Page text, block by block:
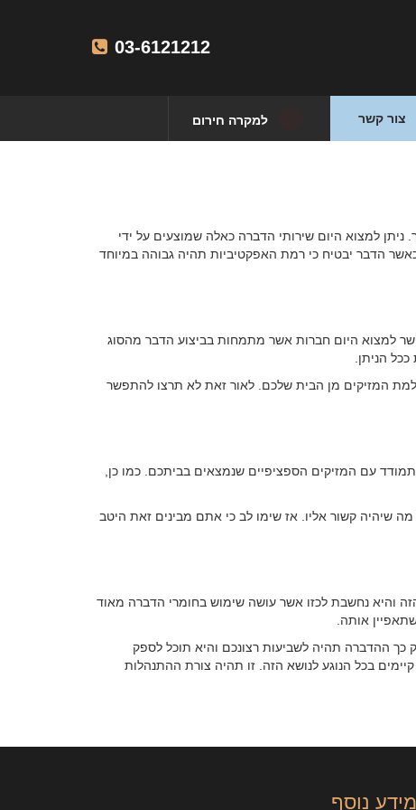
03-6121212
צור קשר למקרה חירום
למצוא היום שירותי הדברה כאלה שמוצעים על ידי
הדבר יבטיח כי רמת האפקטיביות תהיה גבוהה במיוחד
למצוא היום חברות אשר מתמחות בביצוע הדבר מהסוג
הניתן.
המזיקים מן הבית שלכם. לאור זאת לא תרצו להתפשר
עם המזיקים הספציפיים שנמצאים בביתכם. כמו כן,
שיהיה קשור אליו. אז שימו לב כי אתם מבינים זאת היטב
והיא נחשבת לכזו אשר עושה שימוש בחומרי הדברה מאוד
אותה.
כך ההדברה תהיה לשביעות רצונכם והיא תוכל לספק
בכל הנוגע לנושא הזה. זו תהיה צורת ההתנהלות
מידע נוסף